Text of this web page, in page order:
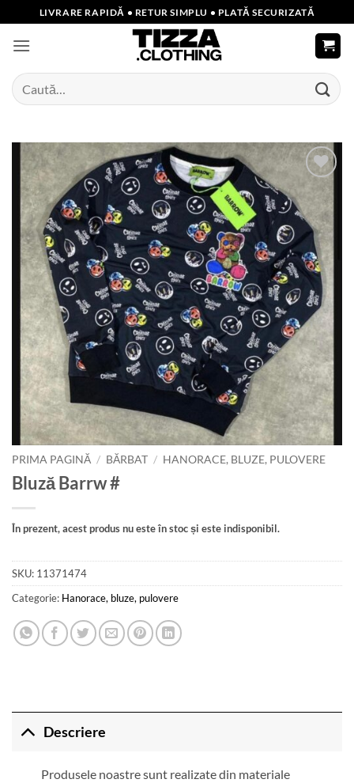
to
content
LIVRARE RAPIDĂ • RETUR SIMPLU • PLATĂ SECURIZATĂ
Caută
după:
Add to
wishlist
PRIMA PAGINĂ / BĂRBAT / HANORACE, BLUZE, PULOVERE
Bluză Barrw #
În prezent, acest produs nu este în stoc și este indisponibil.
SKU: 11371474
Categorie: Hanorace, bluze, pulovere
Descriere
Produsele noastre sunt realizate din materiale